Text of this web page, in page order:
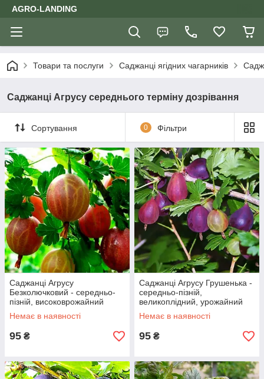
AGRO-LANDING
Товари та послуги Саджанці ягідних чагарників
Саджанці Агрусу середнього терміну дозрівання
Сортування 0 Фільтри
Саджанці Агрусу
Безколючковий - середньо-
пізній, високоврожайний
Немає в наявності
95 ₴
Саджанці Агрусу Грушенька -
середньо-пізній,
великоплідний, урожайний
Немає в наявності
95 ₴